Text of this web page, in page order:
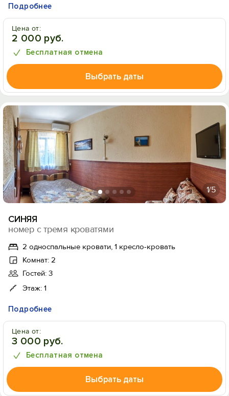
Подробнее
Цена от:
2 000 руб.
Бесплатная отмена
Выбрать даты
1/5
СИНЯЯ
номер с тремя кроватями
2 односпальные кровати, 1 кресло-кровать
Комнат: 2
Гостей: 3
Этаж: 1
Подробнее
Цена от:
3 000 руб.
Бесплатная отмена
Выбрать даты